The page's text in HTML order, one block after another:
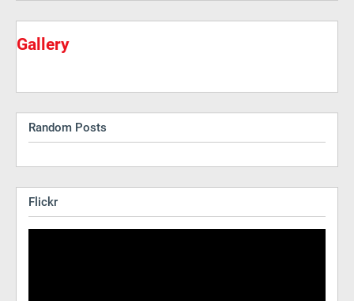
Gallery
Random Posts
Flickr